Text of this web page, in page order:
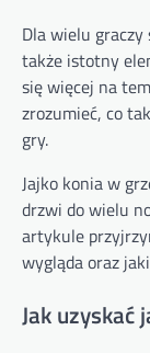
Dla wielu
także istotny
się więcej na
zrozumieć, co
gry.
Jajko konia w
drzwi do wielu
artykule
wygląda oraz
Jak uzyskać